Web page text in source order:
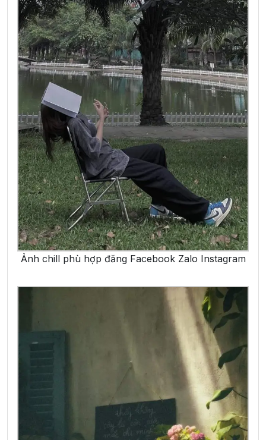
Ảnh chill phù hợp đăng Facebook Zalo Instagram